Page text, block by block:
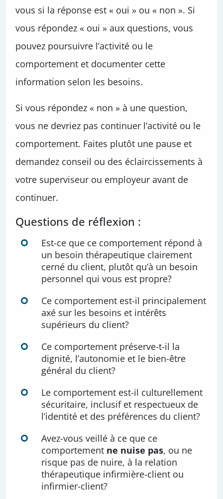
vous si la réponse est « oui » ou « non ». Si
vous répondez « oui » aux questions, vous
pouvez poursuivre l’activité ou le
comportement et documenter cette
information selon les besoins.
Si vous répondez « non » à une question,
vous ne devriez pas continuer l’activité ou le
comportement. Faites plutôt une pause et
demandez conseil ou des éclaircissements à
votre superviseur ou employeur avant de
continuer.
Questions de réflexion :
Est-ce que ce comportement répond à
un besoin thérapeutique clairement
cerné du client, plutôt qu’à un besoin
personnel qui vous est propre?
Ce comportement est-il principalement
axé sur les besoins et intérêts
supérieurs du client?
Ce comportement préserve-t-il la
dignité, l’autonomie et le bien-être
général du client?
Le comportement est-il culturellement
sécuritaire, inclusif et respectueux de
l’identité et des préférences du client?
Avez-vous veillé à ce que ce
comportement ne nuise pas, ou ne
risque pas de nuire, à la relation
thérapeutique infirmière-client ou
infirmier-client?